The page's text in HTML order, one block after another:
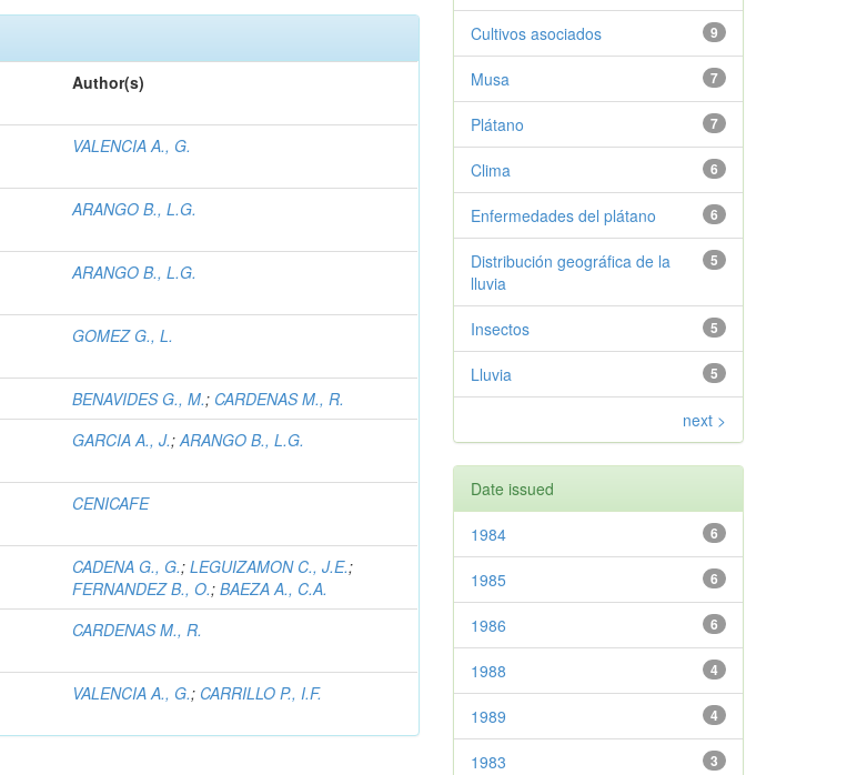
Author(s)
VALENCIA A., G.
ARANGO B., L.G.
ARANGO B., L.G.
GOMEZ G., L.
BENAVIDES G., M.; CARDENAS M., R.
GARCIA A., J.;ARANGO B., L.G.
CENICAFE
CADENA G., G.;LEGUIZAMON C., J.E.;
FERNANDEZ B., O.;BAEZA A., C.A.
CARDENAS M., R.
VALENCIA A., G.; CARRILLO P., I.F.
9
Cultivos asociados
7
Musa
7
Plátano
6
Clima
6
Enfermedades del plátano
5
Distribución geográfica de la
lluvia
5
Insectos
5
Lluvia
next >
Date issued
6
1984
6
1985
6
1986
4
1988
4
1989
3
1983